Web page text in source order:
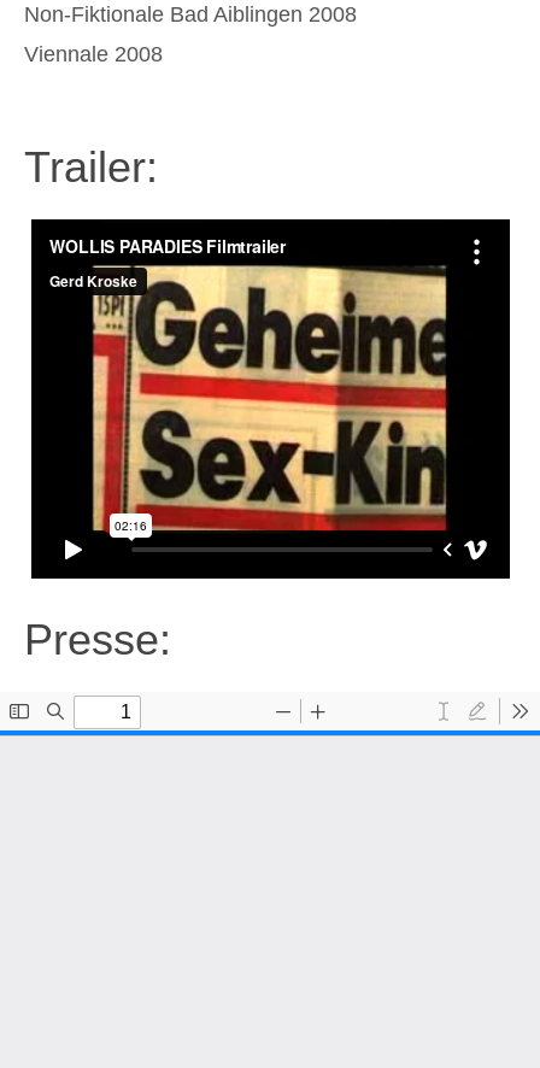
Non-Fiktionale Bad Aiblingen 2008
Viennale 2008
Trailer:
Presse: